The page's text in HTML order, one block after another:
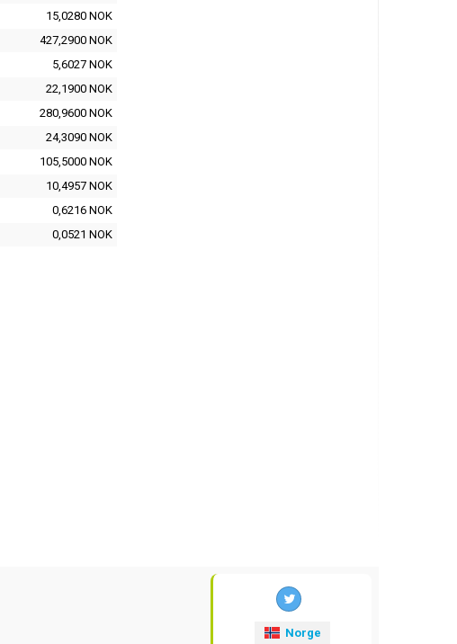
15,0280 NOK
427,2900 NOK
5,6027 NOK
22,1900 NOK
280,9600 NOK
24,3090 NOK
105,5000 NOK
10,4957 NOK
0,6216 NOK
0,0521 NOK
Norge